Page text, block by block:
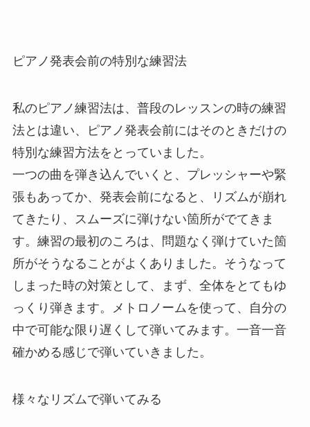
ピアノ発表会前の特別な練習法
私のピアノ練習法は、普段のレッスンの時の練習
法とは違い、ピアノ発表会前にはそのときだけの
特別な練習方法をとっていました。
一つの曲を弾き込んでいくと、プレッシャーや緊
張もあってか、発表会前になると、リズムが崩れ
てきたり、スムーズに弾けない箇所がでてきま
す。練習の最初のころは、問題なく弾けていた箇
所がそうなることがよくありました。そうなって
しまった時の対策として、まず、全体をとてもゆ
っくり弾きます。メトロノームを使って、自分の
中で可能な限り遅くして弾いてみます。一音一音
確かめる感じで弾いていきました。
様々なリズムで弾いてみる